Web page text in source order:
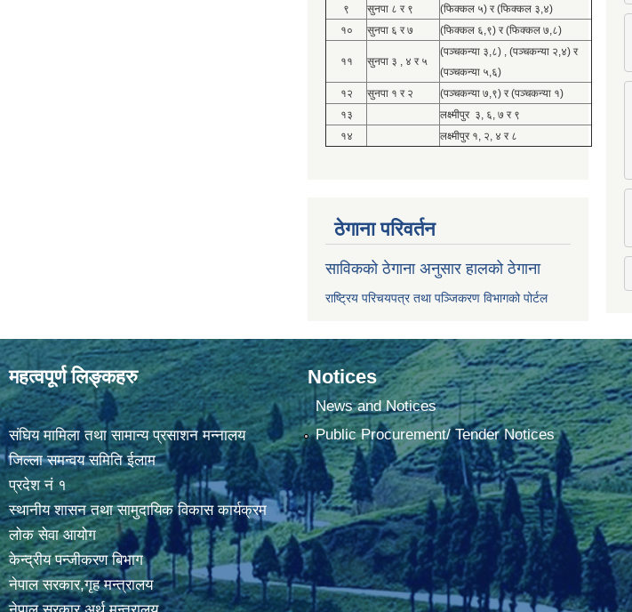
९
सुनपा ८ र ९
(फिक्कल ५) र (फिक्कल ३,४)
१०
सुनपा ६ र ७ (फिक्कल ६,९) र (फिक्कल ७,८)
११ सुनपा ३ , ४ र ५
(पञ्चकन्या ३,८) , (पञ्चकन्या २,४) र
(पञ्चकन्या ५,६)
१२
सुनपा १ र २
(पञ्चकन्या ७,९) र (पञ्चकन्या १)
१३
लक्ष्मीपुर ३, ६, ७ र ९
१४
लक्ष्मीपुर १, २, ४ र ८
ठेगाना परिवर्तन
साविकको ठेगाना अनुसार हालको ठेगाना
राष्ट्रिय परिचयपत्र तथा पञ्जिकरण विभागको पोर्टल
महत्वपूर्ण लिङ्कहरु
संघिय मामिला तथा सामान्य प्रसाशन मन्नालय
जिल्ला समन्वय समिति ईलाम
प्रदेश नं १
स्थानीय शासन तथा सामुदायिक विकास कार्यक्रम
लोक सेवा आयोग
केन्द्रीय पन्जीकरण बिभाग
नेपाल सरकार,गृह मन्त्रालय
Notices
News and Notices
Public Procurement/ Tender Notices